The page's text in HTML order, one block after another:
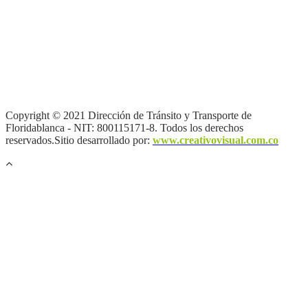
Copyright © 2021 Dirección de Tránsito y Transporte de
Floridablanca - NIT: 800115171-8. Todos los derechos
reservados.Sitio desarrollado por: www.creativovisual.com.co